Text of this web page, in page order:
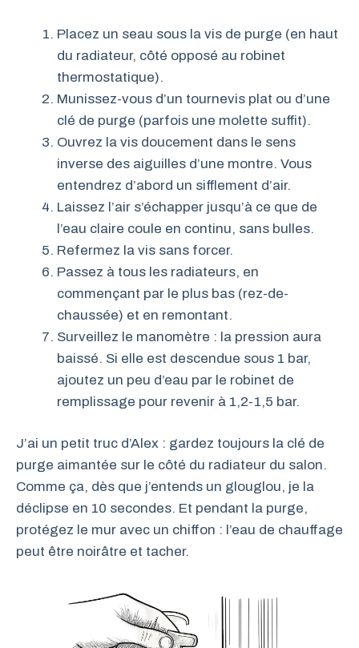
Placez un seau sous la vis de purge (en haut
du radiateur, côté opposé au robinet
thermostatique).
Munissez-vous d’un tournevis plat ou d’une
clé de purge (parfois une molette suffit).
Ouvrez la vis doucement dans le sens
inverse des aiguilles d’une montre. Vous
entendrez d’abord un sifflement d’air.
Laissez l’air s’échapper jusqu’à ce que de
l’eau claire coule en continu, sans bulles.
Refermez la vis sans forcer.
Passez à tous les radiateurs, en
commençant par le plus bas (rez-de-
chaussée) et en remontant.
Surveillez le manomètre : la pression aura
baissé. Si elle est descendue sous 1 bar,
ajoutez un peu d’eau par le robinet de
remplissage pour revenir à 1,2-1,5 bar.
J’ai un petit truc d’Alex : gardez toujours la clé de
purge aimantée sur le côté du radiateur du salon.
Comme ça, dès que j’entends un glouglou, je la
déclipse en 10 secondes. Et pendant la purge,
protégez le mur avec un chiffon : l’eau de chauffage
peut être noirâtre et tacher.